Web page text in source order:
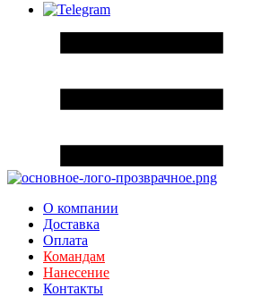
О компании
Доставка
Оплата
Командам
Нанесение
Контакты